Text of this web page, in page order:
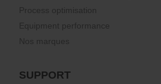
Process optimisation
Equipment performance
Nos marques
SUPPORT